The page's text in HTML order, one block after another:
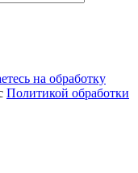
на обработку
Политикой обработки